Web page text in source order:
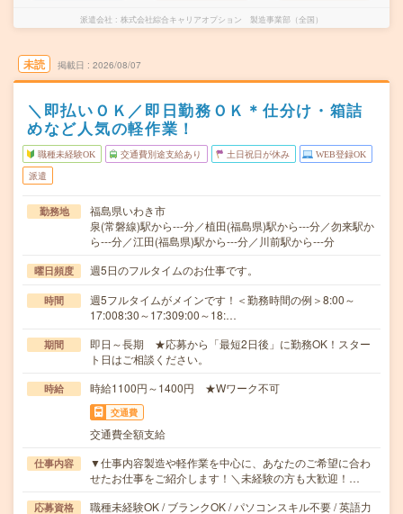
派遣会社 株式会社綜合キャリアオプション 製造事業部（全国）
未読 掲載日 2026/08/07
＼即払いＯＫ／即日勤務ＯＫ＊仕分け・箱詰
めなど人気の軽作業！
職種未経験OK 交通費別途支給あり 土日祝日が休み WEB登録OK
派遣
勤務地
福島県いわき市
泉(常磐線)駅から---分／植田(福島県)駅から---分／勿来駅か
ら---分／江田(福島県)駅から---分／川前駅から---分
曜日頻度 週5日のフルタイムのお仕事です。
時間
週5フルタイムがメインです！＜勤務時間の例＞8:00～
17:008:30～17:309:00～18:…
期間
即日～長期 ★応募から「最短2日後」に勤務OK！スター
ト日はご相談ください。
時給 時給1100円～1400円 ★Wワーク不可
交通費
交通費全額支給
仕事内容
▼仕事内容製造や軽作業を中心に、あなたのご希望に合わ
せたお仕事をご紹介します！＼未経験の方も大歓迎！…
応募資格 職種未経験OK / ブランクOK / パソコンスキル不要 / 英語力